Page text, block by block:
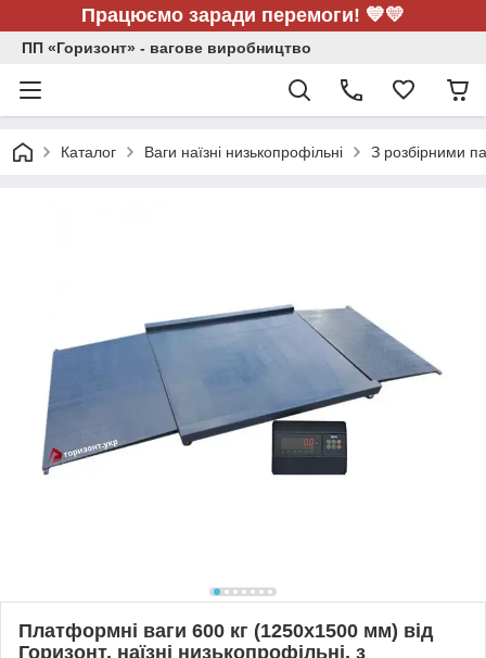
Працюємо заради перемоги! 💙💛
ПП «Горизонт» - вагове виробництво
Каталог Ваги наїзні низькопрофільні З розбірними
Платформні ваги 600 кг (1250х1500 мм) від
Горизонт, наїзні низькопрофільні, з